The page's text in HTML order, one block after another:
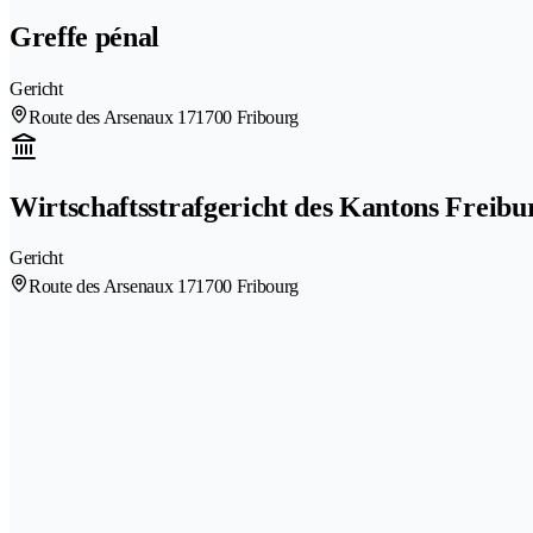
Greffe pénal
Gericht
Route des Arsenaux 171700 Fribourg
Wirtschaftsstrafgericht des Kantons
Gericht
Route des Arsenaux 171700 Fribourg